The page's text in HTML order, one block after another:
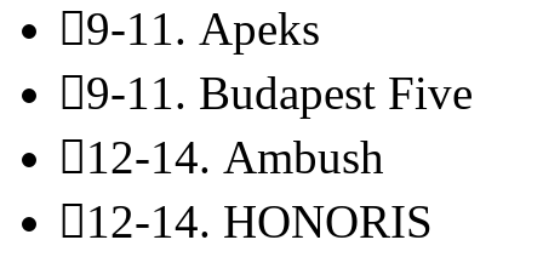
9-11. Apeks
9-11. Budapest Five
12-14. Ambush
12-14. HONORIS